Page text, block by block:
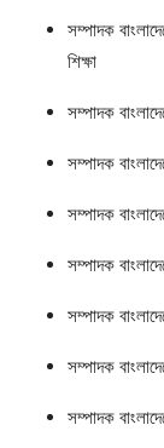
সম্পাদক
শিক্ষা
সম্পাদক
সম্পাদক
সম্পাদক
সম্পাদক
সম্পাদক
সম্পাদক
সম্পাদক